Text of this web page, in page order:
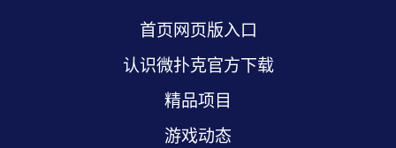
首页网页版入口
认识微扑克官方下载
精品项目
游戏动态